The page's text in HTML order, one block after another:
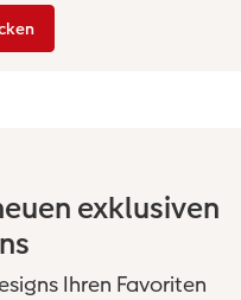
exklusiven
Ihren Favoriten